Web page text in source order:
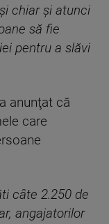
chiar şi atunci
să fie
pentru a slăvi
anunţat că
care
câte 2.250 de
angajatorilor